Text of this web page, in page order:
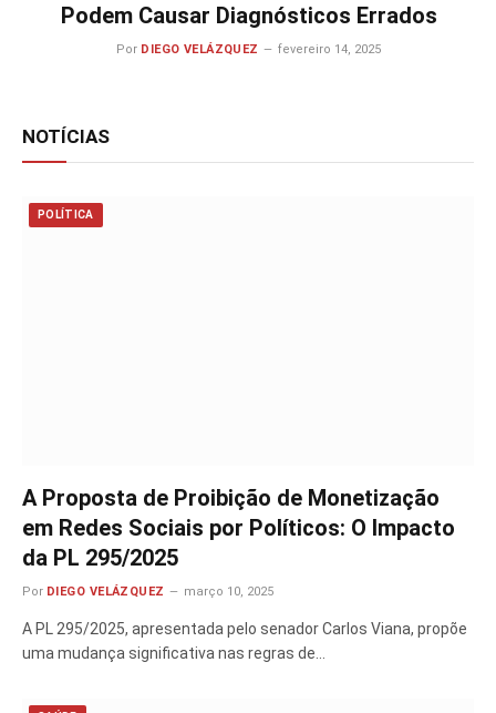
Podem Causar Diagnósticos Errados
Por DIEGO VELÁZQUEZ fevereiro 14, 2025
NOTÍCIAS
POLÍTICA
A Proposta de Proibição de Monetização
em Redes Sociais por Políticos: O Impacto
da PL 295/2025
Por DIEGO VELÁZQUEZ março 10, 2025
A PL 295/2025, apresentada pelo senador Carlos Viana, propõe
uma mudança significativa nas regras de…